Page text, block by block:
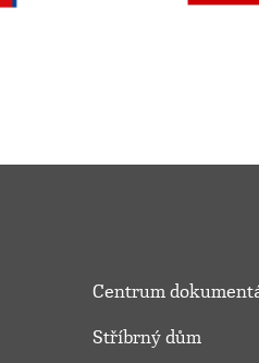
Centrum
Stříbrný dům